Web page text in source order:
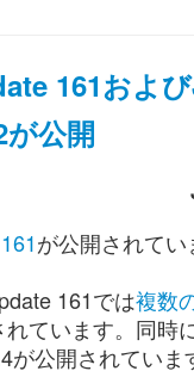
161およ
公開
が公開されてい
161では複数
れています。同時
が公開されていま